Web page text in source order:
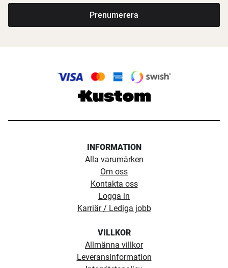
Prenumerera
INFORMATION
Alla varumärken
Om oss
Kontakta oss
Logga in
Karriär / Lediga jobb
VILLKOR
Allmänna villkor
Leveransinformation